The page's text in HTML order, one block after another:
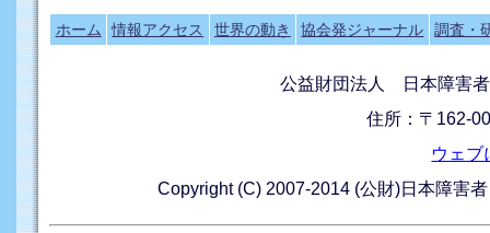
ホーム 情報アクセス 世界の動き 協会発ジャーナル 調査・
公益財団法人 日本障害
住所：〒162-
ウェブ
Copyright (C) 2007-2014 (公財)日本障害